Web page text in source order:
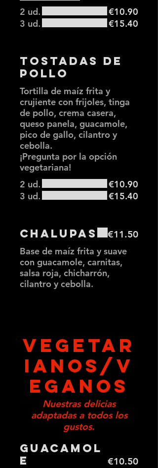
2 ud.
€10.90
3 ud.
€15.40
Tostadas de
Pollo
Tortilla de maíz frita y
crujiente con frijoles, tinga
de pollo, crema casera,
queso panela, guacamole,
pico de gallo, cilantro y
cebolla.
¡Pregunta por la opción
vegetariana!
2 ud.
€10.90
3 ud.
€15.40
Chalupas
Base de maíz frita y suave
con guacamole, carnitas,
salsa roja, chicharrón,
cilantro y cebolla.
€11.50
VEGETAR
IANOS/V
EGANOS
Nuestras delicias
adaptadas a todos los
gustos.
Guacamol
e
€10.50